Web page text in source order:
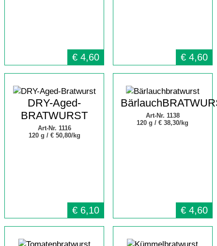
€ 4,60 € 4,60
DRY-Aged-
BRATWURST
Art-Nr. 1116
120 g / € 50,80/kg
€ 6,10
Art-Nr. 1138
120 g /€ 38,30/kg
€ 4,60